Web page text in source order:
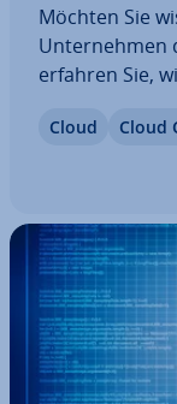
Möchten Sie
Un­ter­neh­men
erfahren Sie,
Public Cloud
Cloud Cloud